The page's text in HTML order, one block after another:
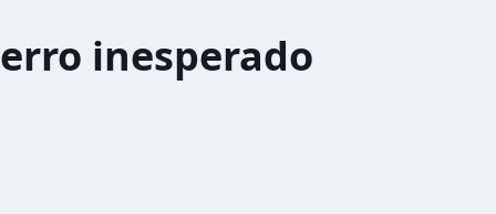
erro inesperado